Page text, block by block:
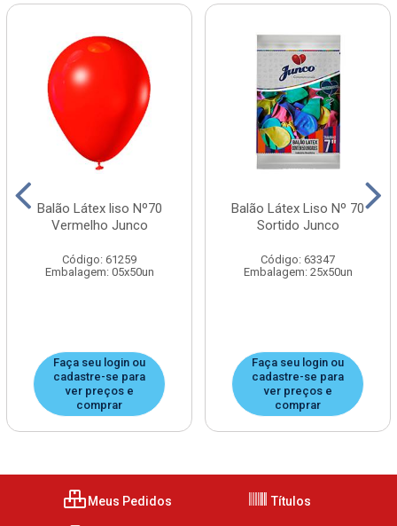
Balão Látex liso Nº70
Vermelho Junco
Código: 61259
Embalagem: 05x50un
Faça seu login ou
cadastre-se para
ver preços e
comprar
Balão Látex Liso Nº 70
Sortido Junco
Código: 63347
Embalagem: 25x50un
Faça seu login ou
cadastre-se para
ver preços e
comprar
Meus Pedidos Títulos